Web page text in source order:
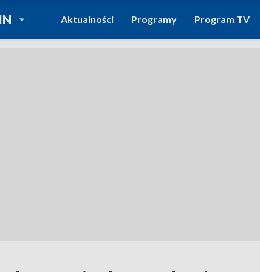
DO
REGIONY
Aktualności Programy Program TV